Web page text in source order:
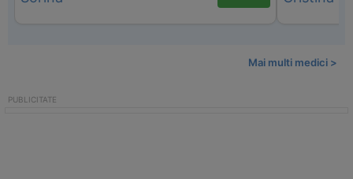
Mai multi medici >